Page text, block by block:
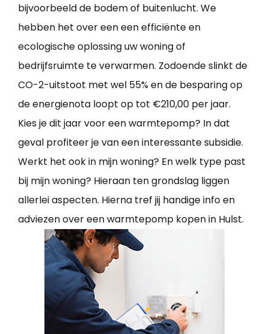
bijvoorbeeld de bodem of buitenlucht. We
hebben het over een een efficiënte en
ecologische oplossing uw woning of
bedrijfsruimte te verwarmen. Zodoende slinkt de
CO-2-uitstoot met wel 55% en de besparing op
de energienota loopt op tot €210,00 per jaar.
Kies je dit jaar voor een warmtepomp? In dat
geval profiteer je van een interessante subsidie.
Werkt het ook in mijn woning? En welk type past
bij mijn woning? Hieraan ten grondslag liggen
allerlei aspecten. Hierna tref jij handige info en
adviezen over een warmtepomp kopen in Hulst.